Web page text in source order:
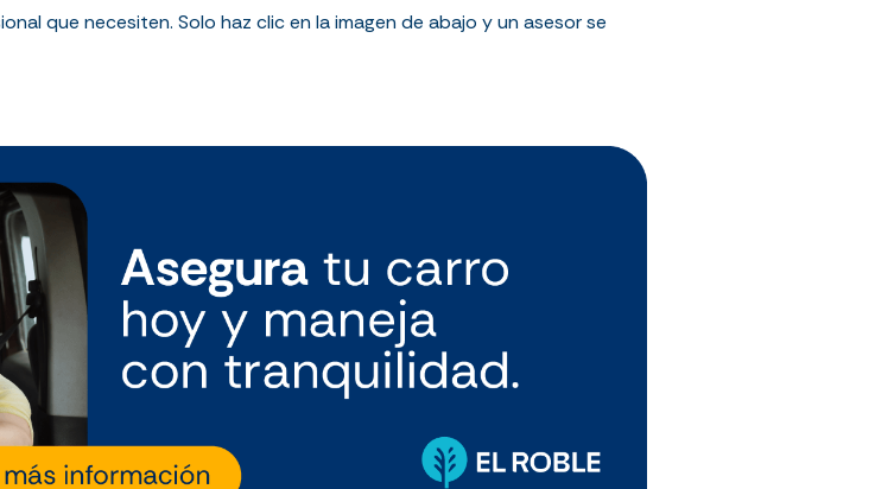
que necesiten. Solo haz clic en la imagen de abajo y un asesor se